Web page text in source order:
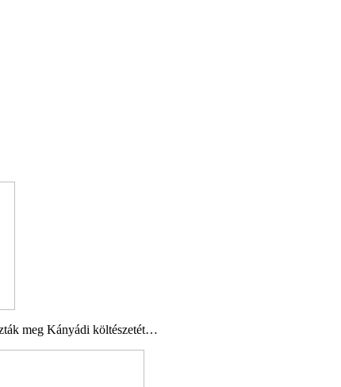
meg Kányádi költészetét…